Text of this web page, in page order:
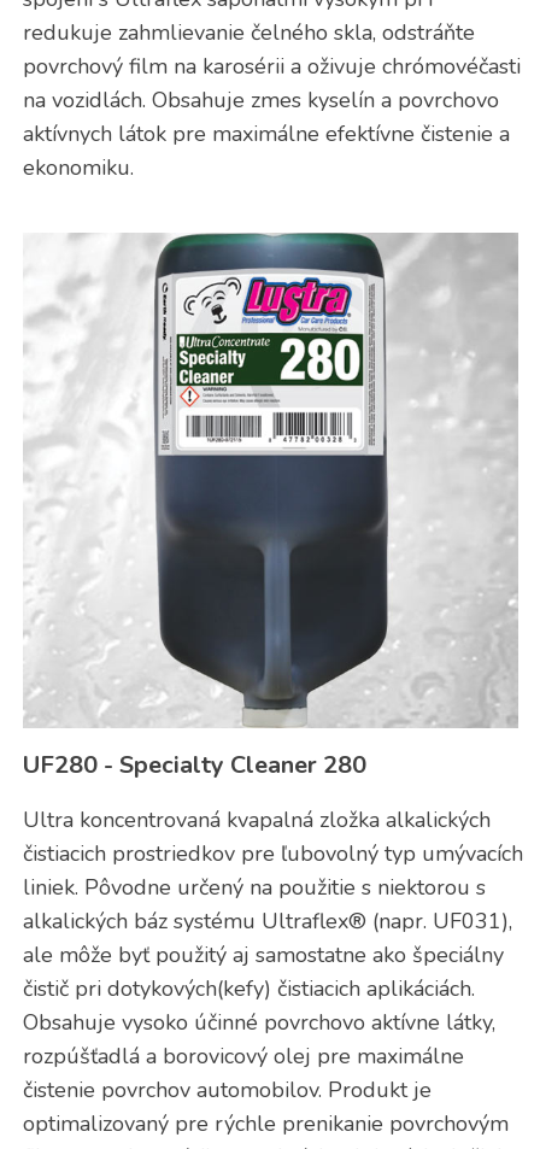
redukuje zahmlievanie čelného skla, odstráňte
povrchový film na karosérii a oživuje chrómovéčasti
na vozidlách. Obsahuje zmes kyselín a povrchovo
aktívnych látok pre maximálne efektívne čistenie a
ekonomiku.
UF280 - Specialty Cleaner 280
Ultra koncentrovaná kvapalná zložka alkalických
čistiacich prostriedkov pre ľubovolný typ umývacích
liniek. Pôvodne určený na použitie s niektorou s
alkalických báz systému Ultraflex® (napr. UF031),
ale môže byť použitý aj samostatne ako špeciálny
čistič pri dotykových(kefy) čistiacich aplikáciách.
Obsahuje vysoko účinné povrchovo aktívne látky,
rozpúšťadlá a borovicový olej pre maximálne
čistenie povrchov automobilov. Produkt je
optimalizovaný pre rýchle prenikanie povrchovým